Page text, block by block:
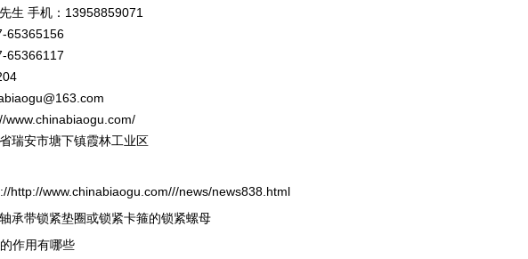
生 手机：13958859071
65365156
65366117
www.chinabiaogu.com/
瑞安市塘下镇霞林工业区
http://www.chinabiaogu.com///news/news838.html
承带锁紧垫圈或锁紧卡箍的锁紧螺母
作用有哪些